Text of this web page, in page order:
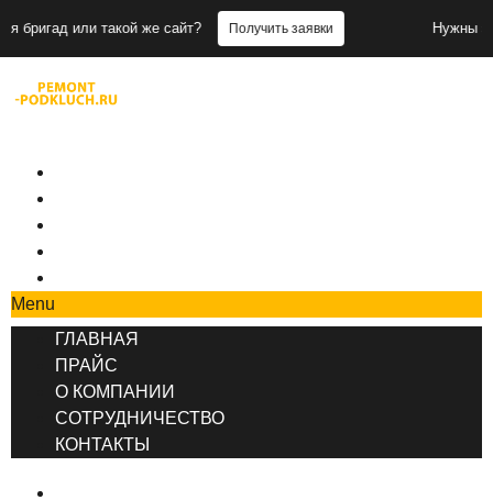
такой же сайт? Получить заявки Нужны заявки для
Menu
ГЛАВНАЯ
ПРАЙС
О КОМПАНИИ
СОТРУДНИЧЕСТВО
КОНТАКТЫ